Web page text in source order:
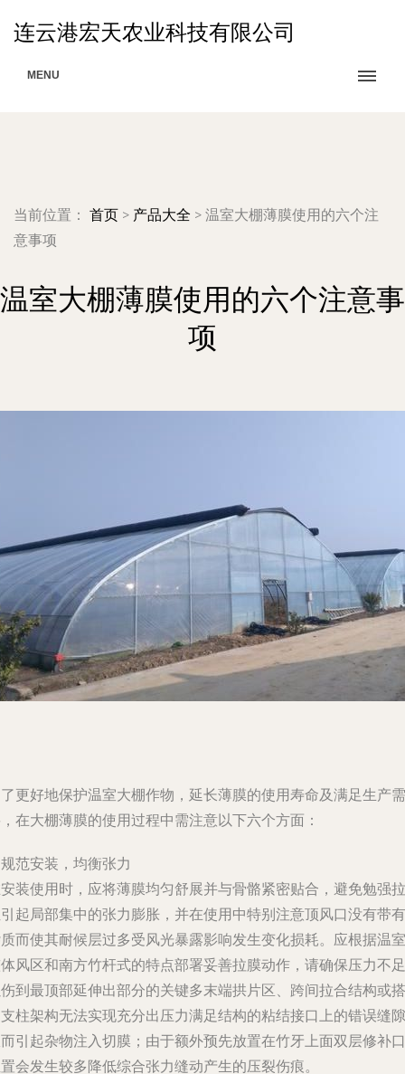
连云港宏天农业科技有限公司
MENU
当前位置： 首页 > 产品大全 > 温室大棚薄膜使用的六个注
意事项
温室大棚薄膜使用的六个注意事
项
更好地保护温室大棚作物，延长薄膜的使用寿命及满足生产需
在大棚薄膜的使用过程中需注意以下六个方面：
范安装，均衡张力
装使用时，应将薄膜均匀舒展并与骨骼紧密贴合，避免勉强拉
起局部集中的张力膨胀，并在使用中特别注意顶风口没有带有
而使其耐候层过多受风光暴露影响发生变化损耗。应根据温室
风区和南方竹杆式的特点部署妥善拉膜动作，请确保压力不足
到最顶部延伸出部分的关键多末端拱片区、跨间拉合结构或搭
柱架构无法实现充分出压力满足结构的粘结接口上的错误缝隙
引起杂物注入切膜；由于额外预先放置在竹牙上面双层修补口
会发生较多降低综合张力缝动产生的压裂伤痕。